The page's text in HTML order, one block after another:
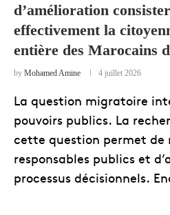
d’amélioration
effectivement la
entière des Marocains
by Mohamed Amine 4 juillet 2026
La question migratoire
pouvoirs publics. La
cette question permet de
responsables publics et
processus décisionnels.